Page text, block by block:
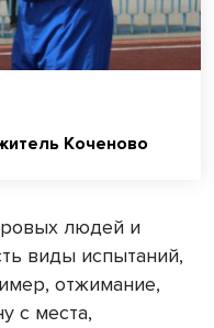
Коченово
людей и
виды испытаний,
отжимание,
с места,